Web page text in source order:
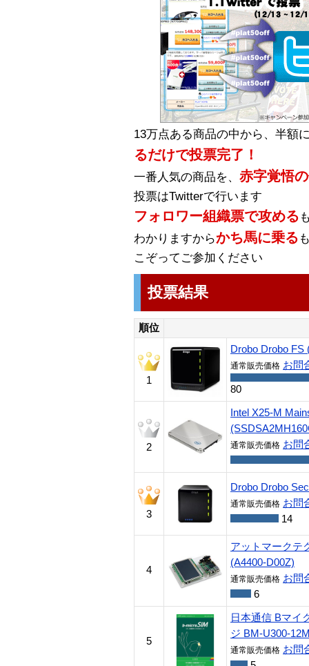
13万点ある商品の中から、半額
るだけで投票完了！
一番人気の商品を、 赤字覚悟
投票はTwitterで行います
フォロワー組織票で攻める
わかりますからかち馬に乗る
こぞってご参加ください
投票結果
順位
1
Drobo Drobo
通常販売価格 お問
80
2
Intel X25-M
通常販売価格 お問
3
Drobo Drobo
通常販売価格 お問
14
4
アットマークテ
(A4400-D00Z)
通常販売価格 お問
6
5
日本通信 Bマイ
ジ BM-U300-
通常販売価格 お問